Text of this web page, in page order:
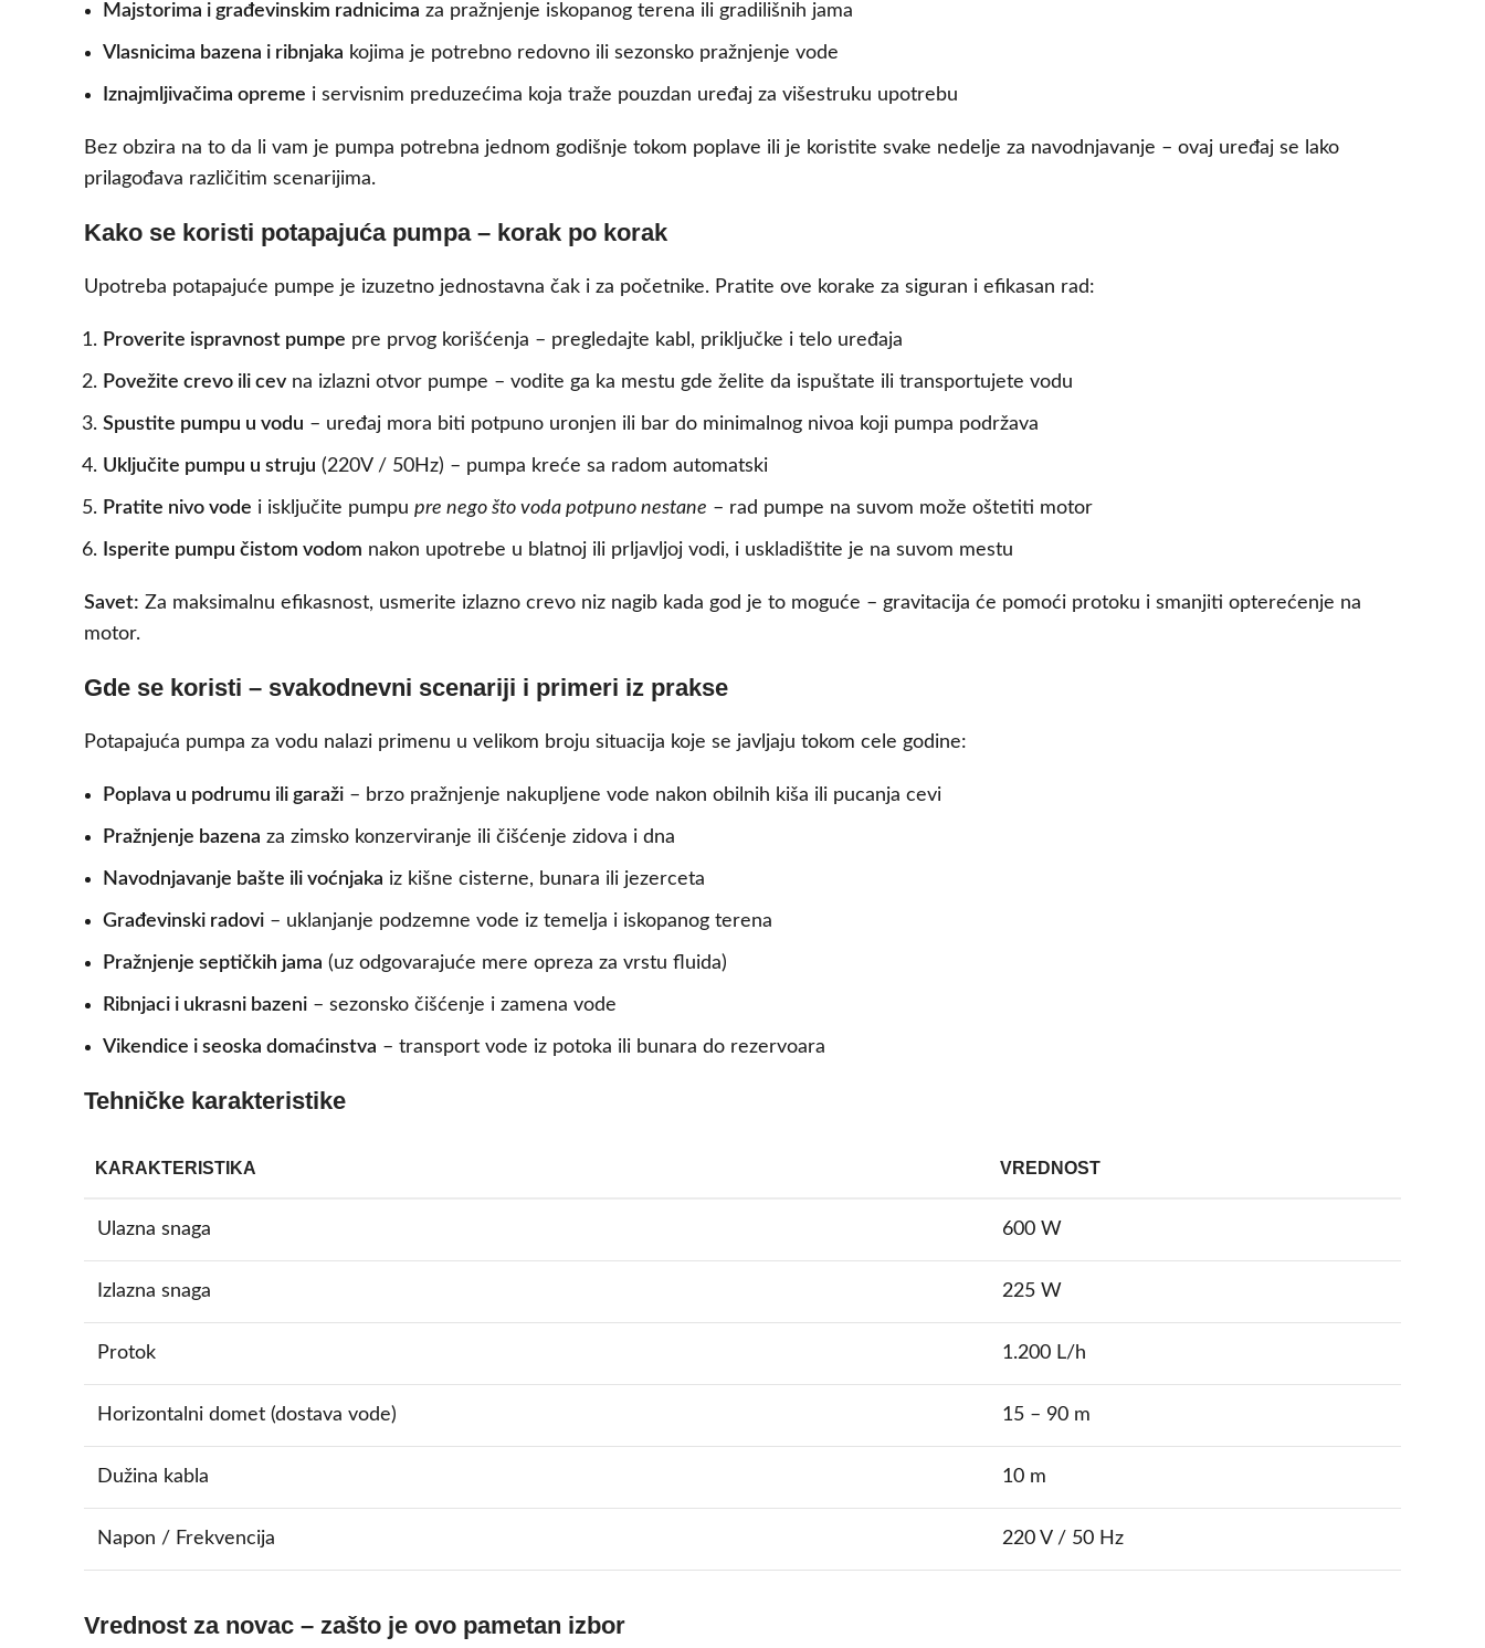
Majstorima i građevinskim radnicima za pražnjenje iskopanog terena ili gradilišnih jama
Vlasnicima bazena i ribnjaka kojima je potrebno redovno ili sezonsko pražnjenje vode
Iznajmljivačima opreme i servisnim preduzećima koja traže pouzdan uređaj za višestruku upotrebu
Bez obzira na to da li vam je pumpa potrebna jednom godišnje tokom poplave ili je koristite svake nedelje za navodnjavanje – ovaj uređaj se lako
prilagođava različitim scenarijima.
Kako se koristi potapajuća pumpa – korak po korak
Upotreba potapajuće pumpe je izuzetno jednostavna čak i za početnike. Pratite ove korake za siguran i efikasan rad:
Proverite ispravnost pumpe pre prvog korišćenja – pregledajte kabl, priključke i telo uređaja
Povežite crevo ili cev na izlazni otvor pumpe – vodite ga ka mestu gde želite da ispuštate ili transportujete vodu
Spustite pumpu u vodu – uređaj mora biti potpuno uronjen ili bar do minimalnog nivoa koji pumpa podržava
Uključite pumpu u struju (220V / 50Hz) – pumpa kreće sa radom automatski
Pratite nivo vode i isključite pumpu pre nego što voda potpuno nestane – rad pumpe na suvom može oštetiti motor
Isperite pumpu čistom vodom nakon upotrebe u blatnoj ili prljavljoj vodi, i uskladištite je na suvom mestu
Savet: Za maksimalnu efikasnost, usmerite izlazno crevo niz nagib kada god je to moguće – gravitacija će pomoći protoku i smanjiti opterećenje na
motor.
Gde se koristi – svakodnevni scenariji i primeri iz prakse
Potapajuća pumpa za vodu nalazi primenu u velikom broju situacija koje se javljaju tokom cele godine:
Poplava u podrumu ili garaži – brzo pražnjenje nakupljene vode nakon obilnih kiša ili pucanja cevi
Pražnjenje bazena za zimsko konzerviranje ili čišćenje zidova i dna
Navodnjavanje bašte ili voćnjaka iz kišne cisterne, bunara ili jezerceta
Građevinski radovi – uklanjanje podzemne vode iz temelja i iskopanog terena
Pražnjenje septičkih jama (uz odgovarajuće mere opreza za vrstu fluida)
Ribnjaci i ukrasni bazeni – sezonsko čišćenje i zamena vode
Vikendice i seoska domaćinstva – transport vode iz potoka ili bunara do rezervoara
Tehničke karakteristike
KARAKTERISTIKA VREDNOST
Ulazna snaga 600 W
Izlazna snaga 225 W
Protok 1.200 L/h
Horizontalni domet (dostava vode) 15 – 90 m
Dužina kabla 10 m
Napon / Frekvencija 220 V / 50 Hz
Vrednost za novac – zašto je ovo pametan izbor